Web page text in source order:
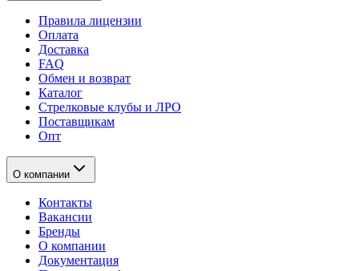
Правила лицензии
Оплата
Доставка
FAQ
Обмен и возврат
Каталог
Стрелковые клубы и ЛРО
Поставщикам
Опт
О компании
Контакты
Вакансии
Бренды
О компании
Документация